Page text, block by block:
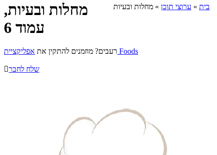
בית » ערוצי תוכן » מחלות ובעיות
מחלות ובעיות,
עמוד 6
רעבים? מוזמנים להתקין את אפליקציית Foods
שלח לחבר